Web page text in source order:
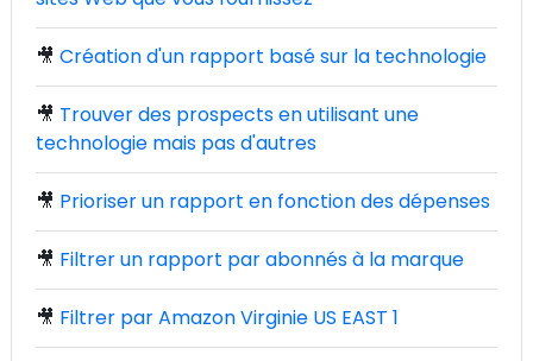
🎥 Création d'un rapport basé sur la technologie
🎥 Trouver des prospects en utilisant une
technologie mais pas d'autres
🎥 Prioriser un rapport en fonction des dépenses
🎥 Filtrer un rapport par abonnés à la marque
🎥 Filtrer par Amazon Virginie US EAST 1